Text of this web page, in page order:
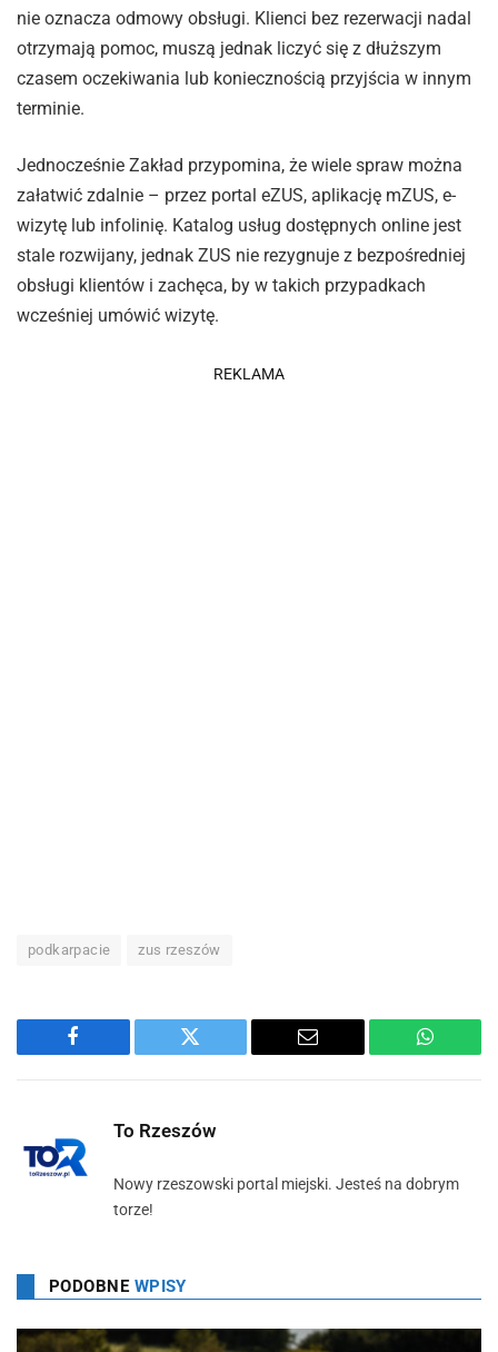
nie oznacza odmowy obsługi. Klienci bez rezerwacji nadal
otrzymają pomoc, muszą jednak liczyć się z dłuższym
czasem oczekiwania lub koniecznością przyjścia w innym
terminie.
Jednocześnie Zakład przypomina, że wiele spraw można
załatwić zdalnie – przez portal eZUS, aplikację mZUS, e-
wizytę lub infolinię. Katalog usług dostępnych online jest
stale rozwijany, jednak ZUS nie rezygnuje z bezpośredniej
obsługi klientów i zachęca, by w takich przypadkach
wcześniej umówić wizytę.
REKLAMA
podkarpacie zus rzeszów
Facebook Twitter Email
To Rzeszów
Nowy rzeszowski portal miejski. Jesteś na dobrym
torze!
PODOBNE WPISY